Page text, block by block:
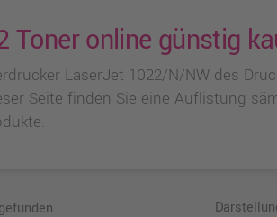
Toner online günstig
LaserJet 1022/N/NW des
Seite finden Sie eine Auflistung